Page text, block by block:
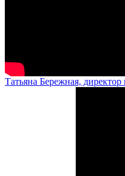
Татьяна Бережная,